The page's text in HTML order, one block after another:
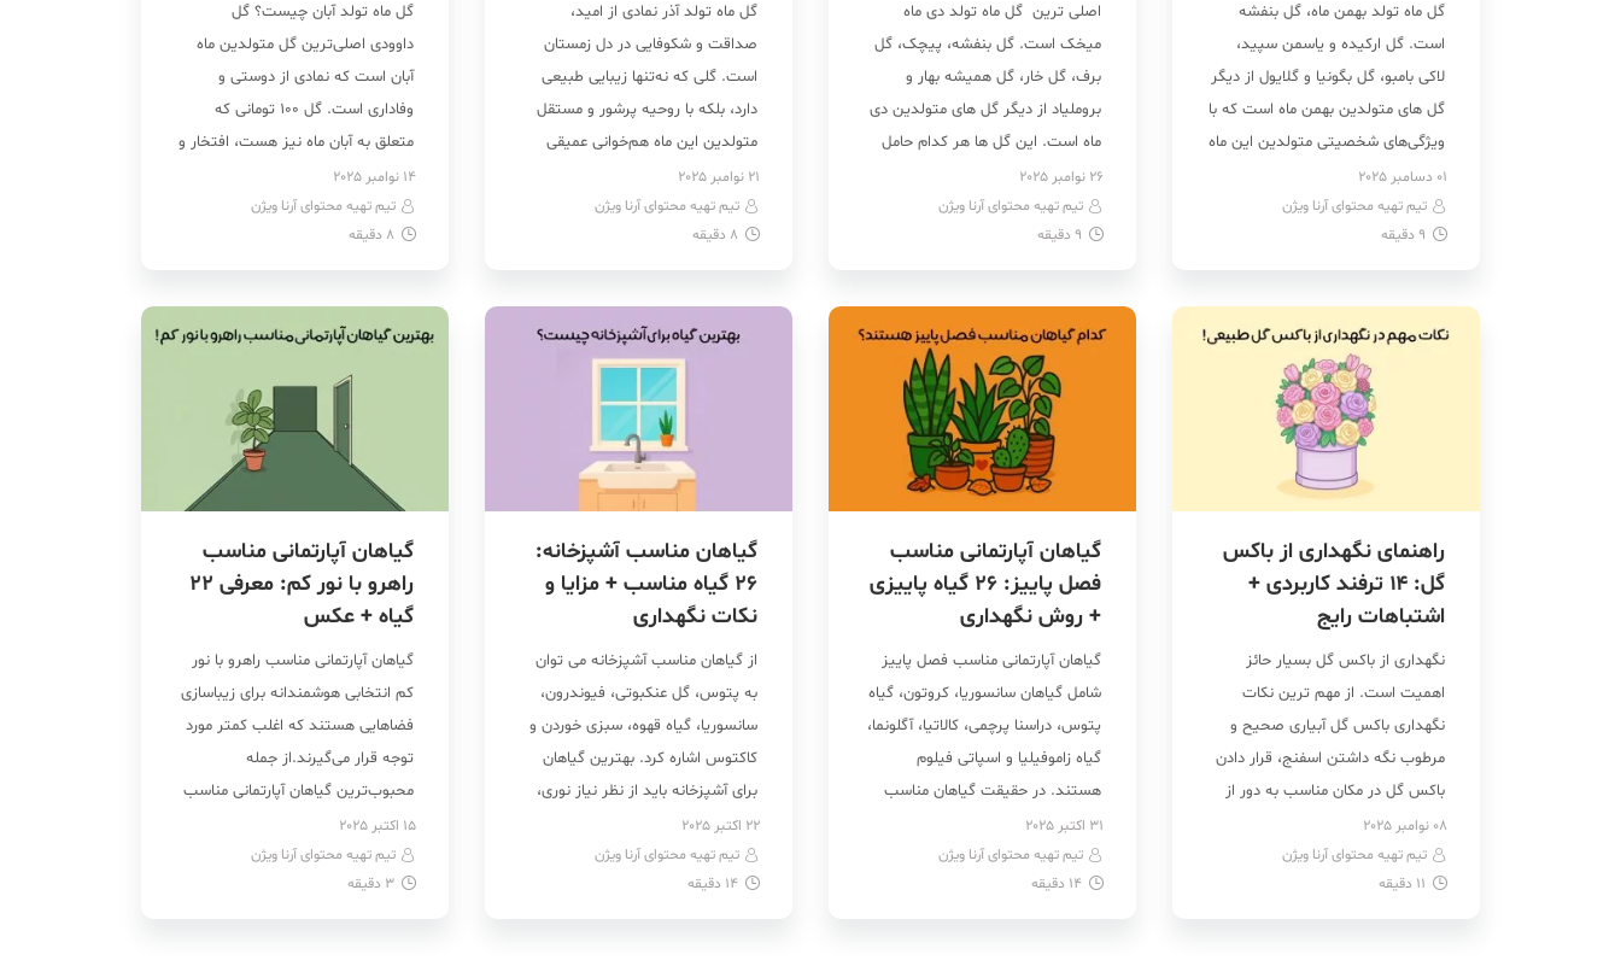
گل ماه تولد بهمن ماه، گل بنفشه
است. گل ارکیده و یاسمن سپید،
لاکی بامبو، گل بگونیا و گلایول از دیگر
گل های متولدین بهمن ماه است که با
ویژگی‌های شخصیتی متولدین این ماه
هماهنگی کامل دارند. این گل و
گیاهان هر یک بازتابی از روحیه‌ی
مستقل، آزاداندیش و معنوی بهمنی‌ها
01 دسامبر 2025
تیم تهیه محتوای آرنا ویژن
9 دقیقه
اصلی ترین گل ماه تولد دی ماه
میخک است. گل بنفشه، پیچک، گل
برف، گل خار، گل همیشه بهار و
بروملیاد از دیگر گل های متولدین دی
ماه است. این گل ها هر کدام حامل
معنا، نماد و حتی پیام‌هایی هستند که
به شخصیت درونی متولدین دی ماه
بسیار نزدیک‌اند و برگفته از زیباترین
26 نوامبر 2025
تیم تهیه محتوای آرنا ویژن
9 دقیقه
گل ماه تولد آذر نمادی از امید،
صداقت و شکوفایی در دل زمستان
است. گلی که نه‌تنها زیبایی طبیعی
دارد، بلکه با روحیه پرشور و مستقل
متولدین این ماه هم‌خوانی عمیقی
پیدا می‌کند. گل متولدین ماه آذر
اغلب از میان گل‌هایی انتخاب می‌شود
که در این فصل می‌درخشند و پیام‌آور
21 نوامبر 2025
تیم تهیه محتوای آرنا ویژن
8 دقیقه
گل ماه تولد آبان چیست؟ گل
داوودی اصلی‌ترین گل متولدین ماه
آبان است که نمادی از دوستی و
وفاداری است. گل ۱۰۰ تومانی که
متعلق به آبان ماه نیز هست، افتخار و
شجاعت را می‌رساند. همچنین، گل
جعفری هم یکی از گل‌های آبان ماه
هست که انگیزه و انرژی مثبت
14 نوامبر 2025
تیم تهیه محتوای آرنا ویژن
8 دقیقه
راهنمای نگهداری از باکس
گل: ۱۴ ترفند کاربردی +
اشتباهات رایج
نگهداری از باکس گل بسیار حائز
اهمیت است. از مهم ترین نکات
نگهداری باکس گل آبیاری صحیح و
مرطوب نگه داشتن اسفنج، قرار دادن
باکس گل در مکان مناسب به دور از
نور مستقیم خورشید با تهویه مناسب
و خنک و به دور از گرما و سرما شدید،
جدا کردن گل های پژمرده، استفاده از
08 نوامبر 2025
تیم تهیه محتوای آرنا ویژن
11 دقیقه
گیاهان آپارتمانی مناسب
فصل پاییز: ۲۶ گیاه پاییزی
+ روش نگهداری
گیاهان آپارتمانی مناسب فصل پاییز
شامل گیاهان سانسوریا، کروتون، گیاه
پتوس، دراسنا پرچمی، کالاتیا، آگلونما،
گیاه زاموفیلیا و اسپاتی فیلوم
هستند. در حقیقت گیاهان مناسب
فصل پاییز گونه‌هایی هستند که با
افت دما و کاهش نور و رطوبت در این
فصل باز هم سرحال و شاداب می‌مانند
31 اکتبر 2025
تیم تهیه محتوای آرنا ویژن
14 دقیقه
گیاهان مناسب آشپزخانه:
۲۶ گیاه مناسب + مزایا و
نکات نگهداری
از گیاهان مناسب آشپزخانه می توان
به پتوس، گل عنکبوتی، فیوندرون،
سانسوریا، گیاه قهوه، سبزی خوردن و
کاکتوس اشاره کرد. بهترین گیاهان
برای آشپزخانه باید از نظر نیاز نوری،
آبیاری، مقاومت در برابر گرما و تحمل
رطوبت، انعطاف‌پذیر باشند تا بتوانند
در کنار اجاق‌گاز، سینک یا پنجره‌های
22 اکتبر 2025
تیم تهیه محتوای آرنا ویژن
14 دقیقه
گیاهان آپارتمانی مناسب
راهرو با نور کم: معرفی ۲۲
گیاه + عکس
گیاهان آپارتمانی مناسب راهرو با نور
کم انتخابی هوشمندانه برای زیباسازی
فضاهایی هستند که اغلب کمتر مورد
توجه قرار می‌گیرند.از جمله
محبوب‌ترین گیاهان آپارتمانی مناسب
راه پله با نور کم می‌توان به سانسوریا،
فیلودندرون، نخل شامادورا، برگ
انجیری، بامبو و دراسنا اشاره کرد.
15 اکتبر 2025
تیم تهیه محتوای آرنا ویژن
3 دقیقه